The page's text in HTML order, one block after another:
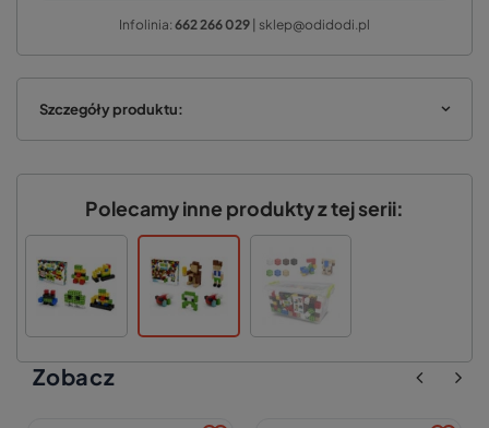
Infolinia: 662 266 029 | sklep@odidodi.pl
Szczegóły produktu:
Polecamy inne produkty z tej serii:
Zobacz